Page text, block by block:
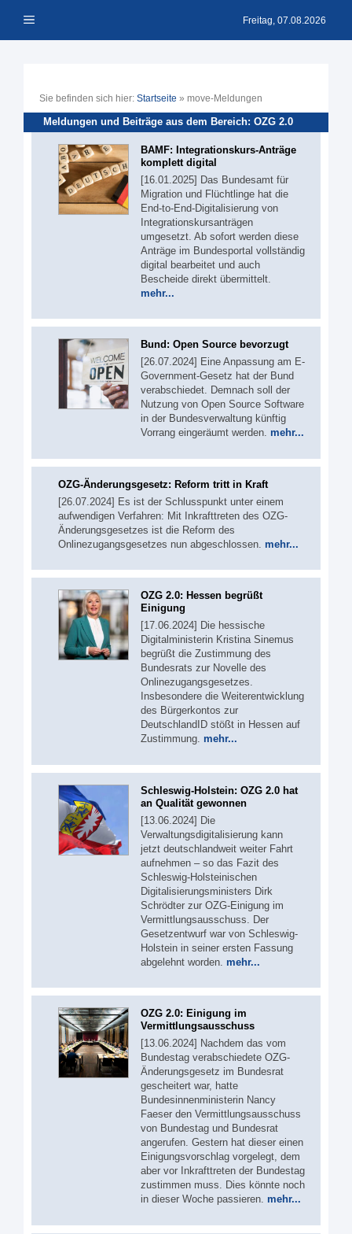
Inhalt Menü Freitag, 07.08.2026
Sie befinden sich hier: Startseite » move-Meldungen
Meldungen und Beiträge aus dem Bereich: OZG 2.0
BAMF: Integrationskurs-Anträge
komplett digital
[16.01.2025] Das Bundesamt für
Migration und Flüchtlinge hat die
End-to-End-Digitalisierung von
Integrationskursanträgen
umgesetzt. Ab sofort werden diese
Anträge im Bundesportal vollständig
digital bearbeitet und auch
Bescheide direkt übermittelt.
mehr...
Bund: Open Source bevorzugt
[26.07.2024] Eine Anpassung am E-
Government-Gesetz hat der Bund
verabschiedet. Demnach soll der
Nutzung von Open Source Software
in der Bundesverwaltung künftig
Vorrang eingeräumt werden. mehr...
OZG-Änderungsgesetz: Reform tritt in Kraft
[26.07.2024] Es ist der Schlusspunkt unter einem
aufwendigen Verfahren: Mit Inkrafttreten des OZG-
Änderungsgesetzes ist die Reform des
Onlinezugangsgesetzes nun abgeschlossen. mehr...
OZG 2.0: Hessen begrüßt
Einigung
[17.06.2024] Die hessische
Digitalministerin Kristina Sinemus
begrüßt die Zustimmung des
Bundesrats zur Novelle des
Onlinezugangsgesetzes.
Insbesondere die Weiterentwicklung
des Bürgerkontos zur
DeutschlandID stößt in Hessen auf
Zustimmung. mehr...
Schleswig-Holstein: OZG 2.0 hat
an Qualität gewonnen
[13.06.2024] Die
Verwaltungsdigitalisierung kann
jetzt deutschlandweit weiter Fahrt
aufnehmen – so das Fazit des
Schleswig-Holsteinischen
Digitalisierungsministers Dirk
Schrödter zur OZG-Einigung im
Vermittlungsausschuss. Der
Gesetzentwurf war von Schleswig-
Holstein in seiner ersten Fassung
abgelehnt worden. mehr...
OZG 2.0: Einigung im
Vermittlungsausschuss
[13.06.2024] Nachdem das vom
Bundestag verabschiedete OZG-
Änderungsgesetz im Bundesrat
gescheitert war, hatte
Bundesinnenministerin Nancy
Faeser den Vermittlungsausschuss
von Bundestag und Bundesrat
angerufen. Gestern hat dieser einen
Einigungsvorschlag vorgelegt, dem
aber vor Inkrafttreten der Bundestag
zustimmen muss. Dies könnte noch
in dieser Woche passieren. mehr...